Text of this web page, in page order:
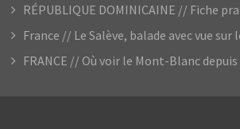
RÉPUBLIQUE DOMINICAINE // Fiche
France // Le Salève, balade avec vue sur
FRANCE // Où voir le Mont-Blanc